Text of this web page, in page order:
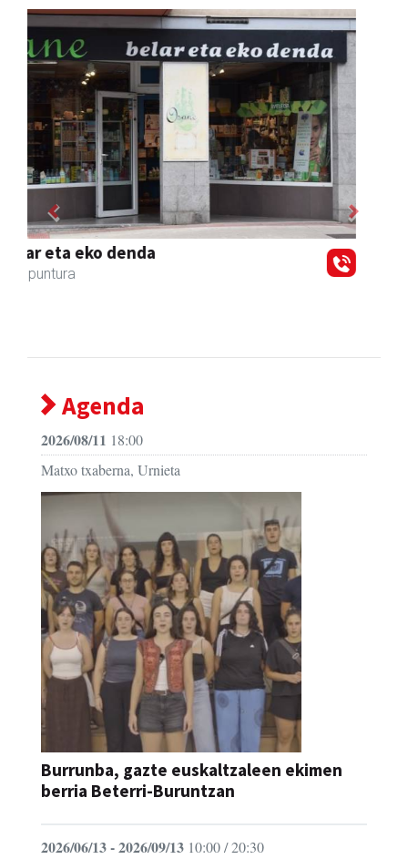
Magale Ikastetxea
Urnieta
Previous Next
Agenda
2026/08/11 18:00
Matxo txaberna, Urnieta
Burrunba, gazte euskaltzaleen ekimen
berria Beterri-Buruntzan
2026/06/13 - 2026/09/13 10:00 / 20:30